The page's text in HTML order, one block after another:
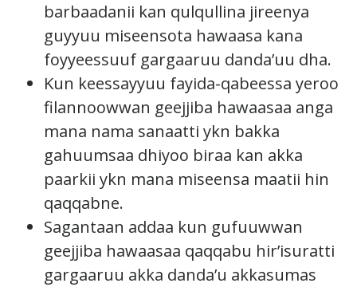
barbaadanii kan qulqullina jireenya
guyyuu miseensota hawaasa kana
foyyeessuuf gargaaruu danda’uu dha.
Kun keessayyuu fayida-qabeessa yeroo
filannoowwan geejjiba hawaasaa anga
mana nama sanaatti ykn bakka
gahuumsaa dhiyoo biraa kan akka
paarkii ykn mana miseensa maatii hin
qaqqabne.
Sagantaan addaa kun gufuuwwan
geejjiba hawaasaa qaqqabu hir’isuratti
gargaaruu akka danda’u akkasumas